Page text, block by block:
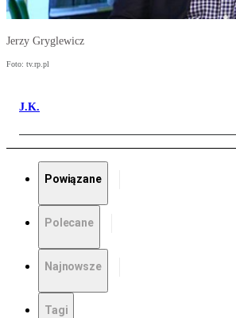
Jerzy Gryglewicz
Foto: tv.rp.pl
J.K.
Powiązane
Polecane
Najnowsze
Tagi